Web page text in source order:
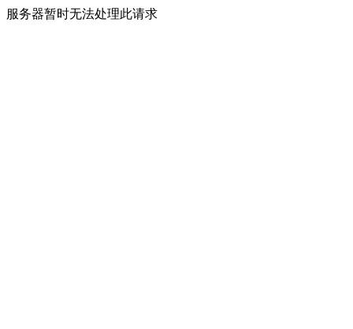
服务器暂时无法处理此请求